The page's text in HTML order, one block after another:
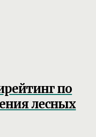
по
лесных